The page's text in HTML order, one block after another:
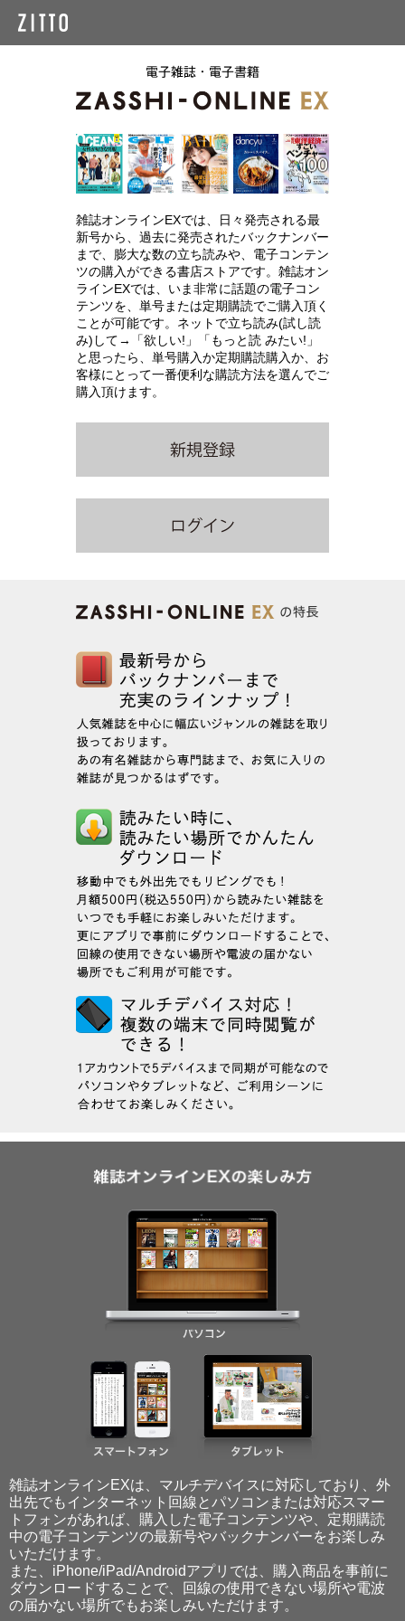
雑誌オンラインEXでは、日々発売される最
新号から、過去に発売されたバックナンバー
まで、膨大な数の立ち読みや、電子コンテン
ツの購入ができる書店ストアです。雑誌オン
ラインEXでは、いま非常に話題の電子コン
テンツを、単号または定期購読でご購入頂く
ことが可能です。ネットで立ち読み(試し読
み)して→「欲しい!」「もっと読 みたい!」
と思ったら、単号購入か定期購読購入か、お
客様にとって一番便利な購読方法を選んでご
購入頂けます。
雑誌オンラインEXは、マルチデバイスに対応しており、外
出先でもインターネット回線とパソコンまたは対応スマー
トフォンがあれば、購入した電子コンテンツや、定期購読
中の電子コンテンツの最新号やバックナンバーをお楽しみ
いただけます。
また、iPhone/iPad/Androidアプリでは、購入商品を事前に
ダウンロードすることで、回線の使用できない場所や電波
の届かない場所でもお楽しみいただけます。